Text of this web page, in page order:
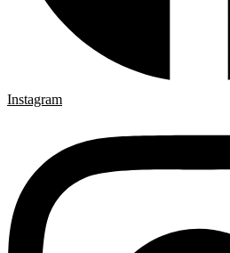
Instagram